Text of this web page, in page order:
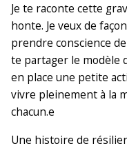
Je te raconte cette
honte. Je veux de
prendre conscience
te partager le modèle
en place une petite
vivre pleinement à la
chacun.e
Une histoire de